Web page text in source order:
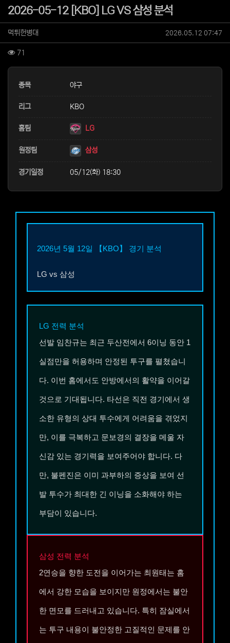
2026-05-12 [KBO] LG VS 삼성 분석
작성자 정보
먹튀헌병대 작성일
2026.05.12 07:47
컨텐츠 정보
71
본문
종목 야구
리그 KBO
홈팀 LG
원정팀 삼성
경기일정 05/12(화) 18:30
2026년 5월 12일 【KBO】 경기 분석
LG vs 삼성
LG 전력 분석
선발 임찬규는 최근 두산전에서 6이닝 동안 1
실점만을 허용하며 안정된 투구를 펼쳤습니
다. 이번 홈에서도 안방에서의 활약을 이어갈
것으로 기대됩니다. 타선은 직전 경기에서 생
소한 유형의 상대 투수에게 어려움을 겪었지
만, 이를 극복하고 문보경의 결장을 메울 자
신감 있는 경기력을 보여주어야 합니다. 다
만, 불펜진은 이미 과부하의 증상을 보여 선
발 투수가 최대한 긴 이닝을 소화해야 하는
부담이 있습니다.
삼성 전력 분석
2연승을 향한 도전을 이어가는 최원태는 홈
에서 강한 모습을 보이지만 원정에서는 불안
한 면모를 드러내고 있습니다. 특히 잠실에서
는 투구 내용이 불안정한 고질적인 문제를 안